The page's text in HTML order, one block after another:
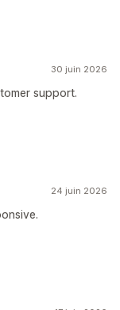
30 juin 2026
support.
24 juin 2026